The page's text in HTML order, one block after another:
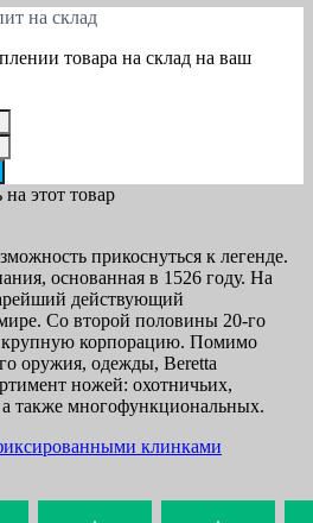
на склад
товара на склад на ваш
этот товар
прикоснуться к легенде.
основанная в 1526 году. На
действующий
Со второй половины 20-го
крупную корпорацию. Помимо
оружия, одежды, Beretta
ножей: охотничьих,
также многофункциональных.
клинками